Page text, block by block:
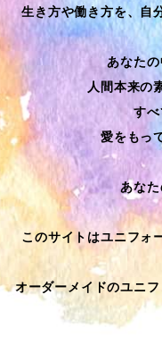
生き方や働き方を、自
あなた
人間本来の
す
愛をもっ
あなた
このサイトはユニフォ
オーダーメイドのユニ